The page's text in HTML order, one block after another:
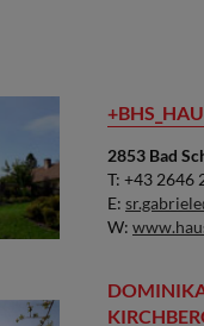
2853 Bad
T: +43 2646
E:
W: